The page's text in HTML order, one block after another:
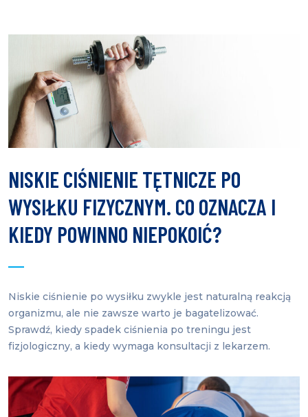
NISKIE CIŚNIENIE TĘTNICZE PO
WYSIŁKU FIZYCZNYM. CO OZNACZA I
KIEDY POWINNO NIEPOKOIĆ?
Niskie ciśnienie po wysiłku zwykle jest naturalną reakcją
organizmu, ale nie zawsze warto je bagatelizować.
Sprawdź, kiedy spadek ciśnienia po treningu jest
fizjologiczny, a kiedy wymaga konsultacji z lekarzem.